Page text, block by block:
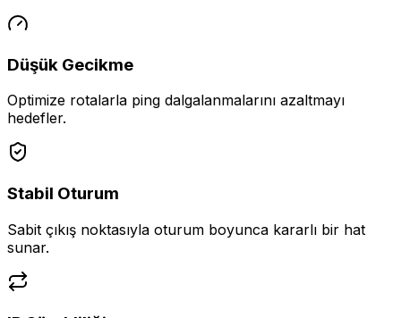
Düşük Gecikme
Optimize rotalarla ping dalgalanmalarını azaltmayı
hedefler.
Stabil Oturum
Sabit çıkış noktasıyla oturum boyunca kararlı bir hat
sunar.